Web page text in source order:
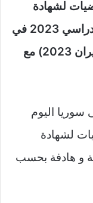
لشهادة
الثالث الثانوي الدورة الأولى للعام الدراسي 2023 في
سوريا والتي جرت يوم الأحد (18 حزيران 2023) مع
اليوم
لشهادة
و هادفة بحسب